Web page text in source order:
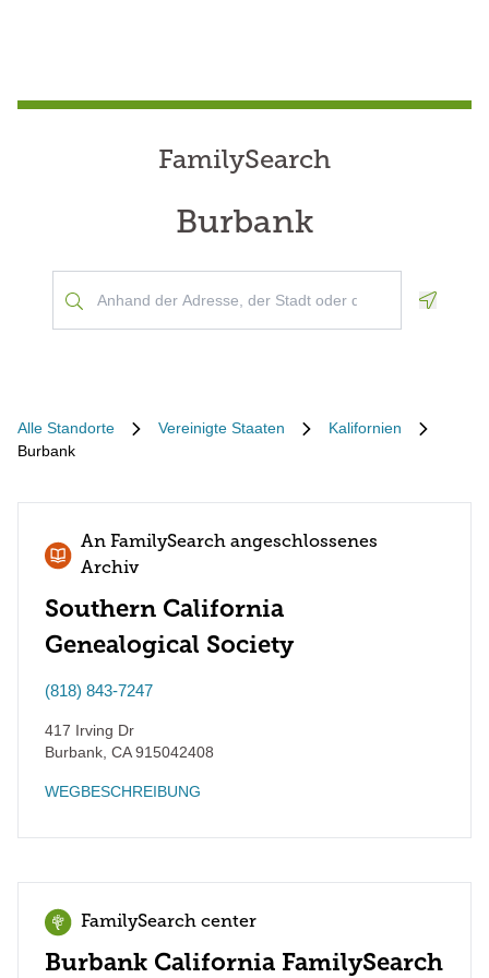
FamilySearch
Burbank
Alle Standorte Vereinigte Staaten
Kalifornien
Burbank
An FamilySearch angeschlossenes
Archiv
Southern California
Genealogical Society
(818) 843-7247
417 Irving Dr
Burbank CA915042408
WEGBESCHREIBUNG
FamilySearch center
Burbank California FamilySearch